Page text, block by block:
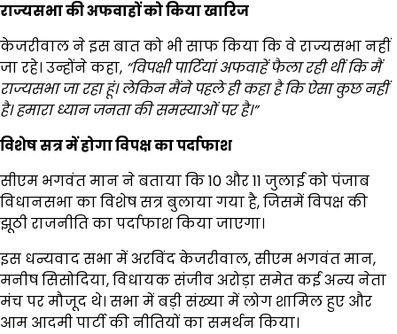
राज्यसभा की अफवाहों को किया खारिज
केजरीवाल ने इस बात को भी साफ किया कि वे राज्यसभा नहीं
जा रहे। उन्होंने कहा, “विपक्षी पार्टियां अफवाहें फैला रही थीं कि मैं
राज्यसभा जा रहा हूं। लेकिन मैंने पहले ही कहा है कि ऐसा कुछ नहीं
है। हमारा ध्यान जनता की समस्याओं पर है।”
विशेष सत्र में होगा विपक्ष का पर्दाफाश
सीएम भगवंत मान ने बताया कि 10 और 11 जुलाई को पंजाब
विधानसभा का विशेष सत्र बुलाया गया है, जिसमें विपक्ष की
झूठी राजनीति का पर्दाफाश किया जाएगा।
इस धन्यवाद सभा में अरविंद केजरीवाल, सीएम भगवंत मान,
मनीष सिसोदिया, विधायक संजीव अरोड़ा समेत कई अन्य नेता
मंच पर मौजूद थे। सभा में बड़ी संख्या में लोग शामिल हुए और
आम आदमी पार्टी की नीतियों का समर्थन किया।